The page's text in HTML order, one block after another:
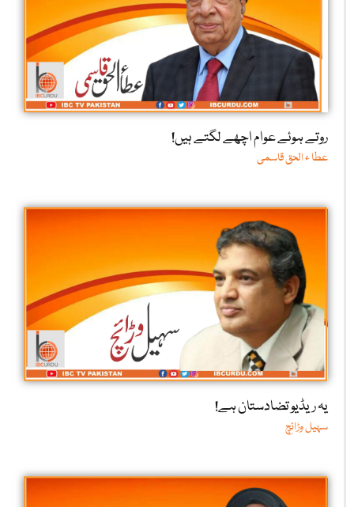
روتے ہوئے عوام اچھے لگتے ہیں!
عطا ء الحق قاسمی
یہ ریڈیو تضادستان ہے!
سہیل وڑائچ